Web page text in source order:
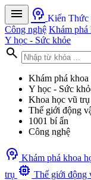
menu psychology Kiến
Công nghệ Khám phá
Y học - Sức khỏe
search
Khám phá khoa
Y học - Sức
Khoa học vũ trụ
Thế giới động
1001 bí ẩn
Công nghệ
psychology Khám phá khoa
trụ memory Thế giới động